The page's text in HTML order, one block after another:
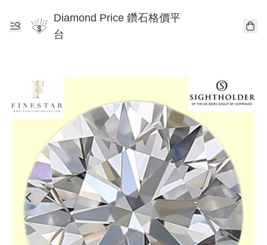
Diamond Price 鑽石格價平
台